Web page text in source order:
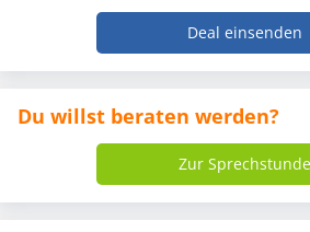
Deal einsenden
Du willst beraten werden?
Zur Sprechstunde